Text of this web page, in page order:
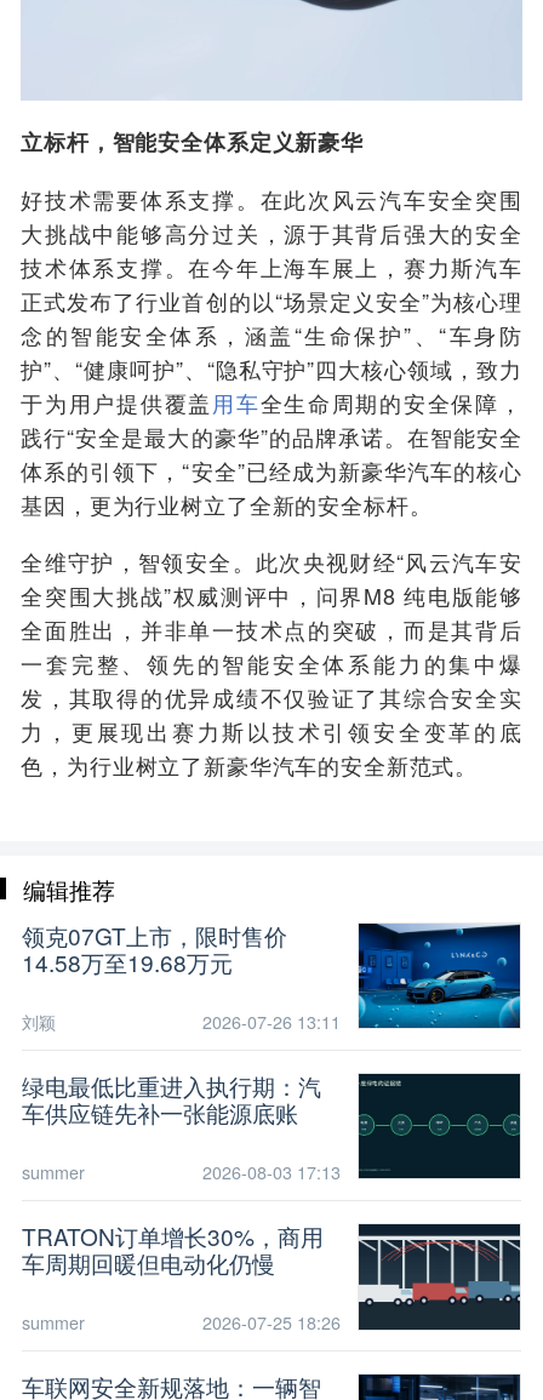
立标杆，智能安全体系定义新豪华
好技术需要体系支撑。在此次风云汽车安全突围
大挑战中能够高分过关，源于其背后强大的安全
技术体系支撑。在今年上海车展上，赛力斯汽车
正式发布了行业首创的以“场景定义安全”为核心理
念的智能安全体系，涵盖“生命保护”、“车身防
护”、“健康呵护”、“隐私守护”四大核心领域，致力
于为用户提供覆盖用车全生命周期的安全保障，
践行“安全是最大的豪华”的品牌承诺。在智能安全
体系的引领下，“安全”已经成为新豪华汽车的核心
基因，更为行业树立了全新的安全标杆。
全维守护， 智领安全。此次央视财经“风云汽车安
全突围大挑战”权威测评中， 问界M8纯电版能够
全面胜出，并非单一技术点的突破，而是其背后
一套完整、领先的智能安全体系能力的集中爆
发，其取得的优异成绩不仅验证了其综合安全实
力，更展现出赛力斯以技术引领安全变革的 底
色 ， 为行业树立了新豪华汽车的安全新范式。
编辑推荐
领克07GT上市，限时售价
14.58万至19.68万元
刘颖 2026-07-26 13:11
绿电最低比重进入执行期：汽
车供应链先补一张能源底账
summer 2026-08-03 17:13
TRATON订单增长30%，商用
车周期回暖但电动化仍慢
summer 2026-07-25 18:26
车联网安全新规落地：一辆智